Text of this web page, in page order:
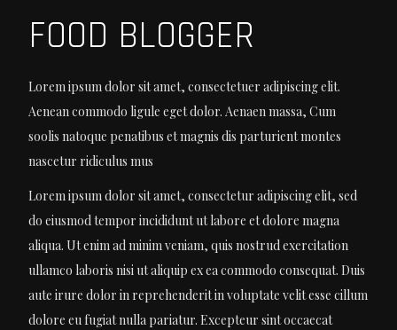
FOOD BLOGGER
Lorem ipsum dolor sit amet, consectetuer adipiscing elit.
Aenean commodo ligule eget dolor. Aenaen massa, Cum
soolis natoque penatibus et magnis dis parturient montes
nascetur ridiculus mus
Lorem ipsum dolor sit amet, consectetur adipiscing elit, sed
do eiusmod tempor incididunt ut labore et dolore magna
aliqua. Ut enim ad minim veniam, quis nostrud exercitation
ullamco laboris nisi ut aliquip ex ea commodo consequat. Duis
aute irure dolor in reprehenderit in voluptate velit esse cillum
dolore eu fugiat nulla pariatur. Excepteur sint occaecat